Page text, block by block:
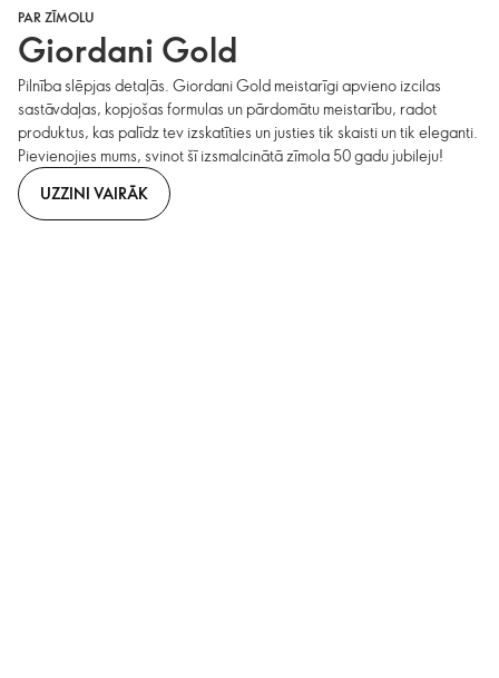
PAR ZĪMOLU
Giordani Gold
Pilnība slēpjas detaļās. Giordani Gold meistarīgi apvieno izcilas
sastāvdaļas, kopjošas formulas un pārdomātu meistarību, radot
produktus, kas palīdz tev izskatīties un justies tik skaisti un tik eleganti.
Pievienojies mums, svinot šī izsmalcinātā zīmola 50 gadu jubileju!
UZZINI VAIRĀK